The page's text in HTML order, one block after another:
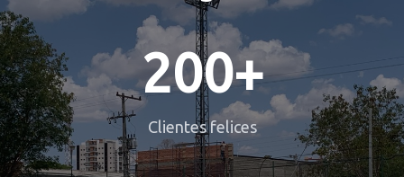
200+
Clientes felices